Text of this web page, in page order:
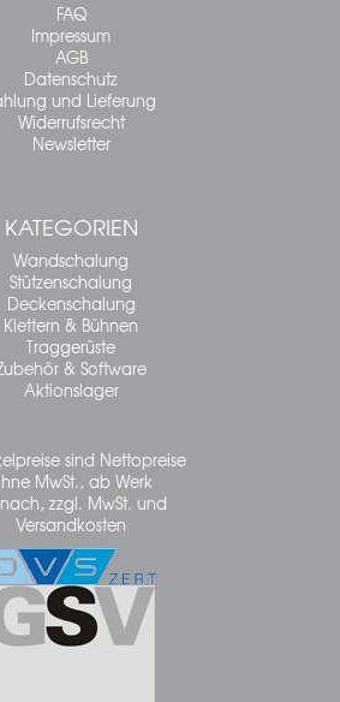
FAQ
Impressum
AGB
Datenschutz
und Lieferung
Widerrufsrecht
Newsletter
KATEGORIEN
Wandschalung
Stützenschalung
Deckenschalung
Klettern & Bühnen
Traggerüste
& Software
Aktionslager
sind Nettopreise
MwSt., ab Werk
zzgl. MwSt. und
Versandkosten